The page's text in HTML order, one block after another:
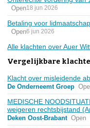
Open18 jun 2026
Betaling voor
Open6 jun 2026
Alle klachten over Auer
Vergelijkbare
Klacht over misleidende
De Onderneemt Groep
MEDISCHE
weigeren rechtsbijstand
Deken Oost-Brabant Open